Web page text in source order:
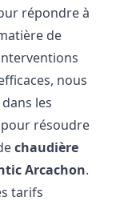
répondre à
de
nous
les
résoudre
chaudière
Arcachon.
tarifs